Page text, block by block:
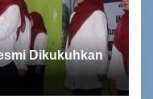
Dikukuhkan